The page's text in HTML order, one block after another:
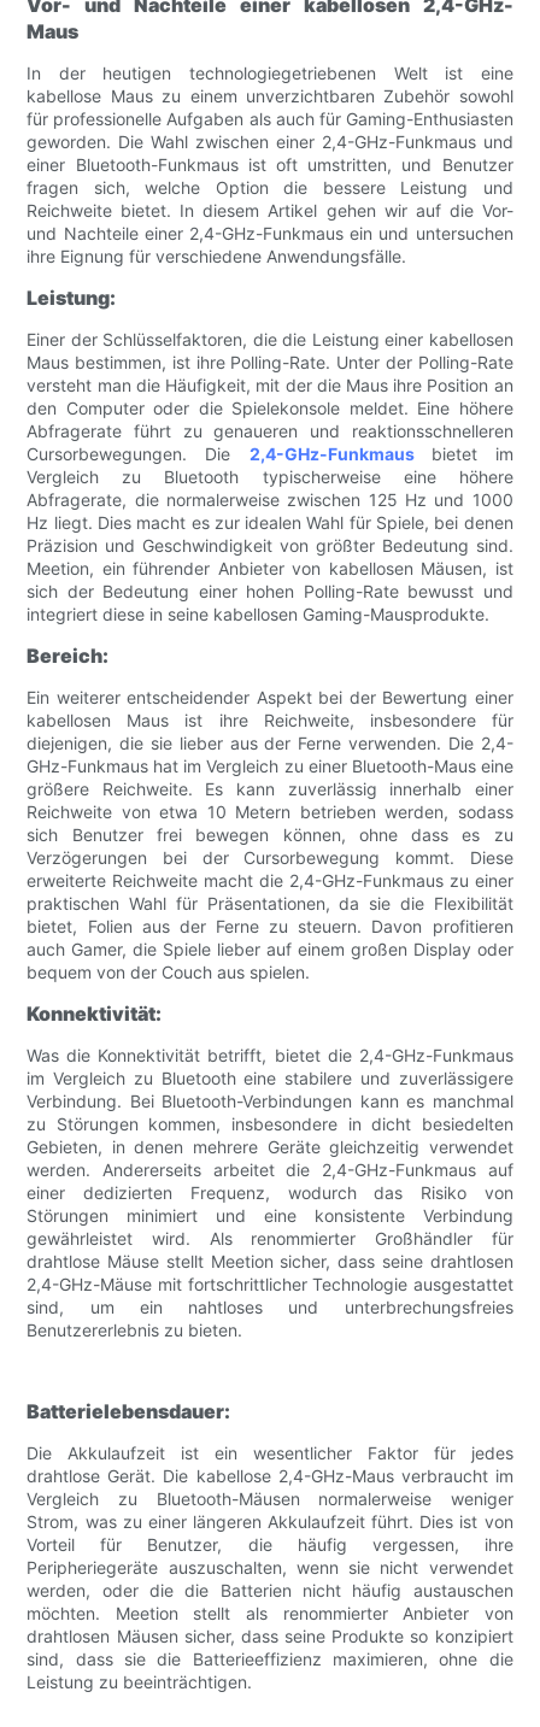
Vor- und Nachteile einer kabellosen 2,4-GHz-
Maus
In der heutigen technologiegetriebenen Welt ist eine
kabellose Maus zu einem unverzichtbaren Zubehör sowohl
für professionelle Aufgaben als auch für Gaming-Enthusiasten
geworden. Die Wahl zwischen einer 2,4-GHz-Funkmaus und
einer Bluetooth-Funkmaus ist oft umstritten, und Benutzer
fragen sich, welche Option die bessere Leistung und
Reichweite bietet. In diesem Artikel gehen wir auf die Vor-
und Nachteile einer 2,4-GHz-Funkmaus ein und untersuchen
ihre Eignung für verschiedene Anwendungsfälle.
Leistung:
Einer der Schlüsselfaktoren, die die Leistung einer kabellosen
Maus bestimmen, ist ihre Polling-Rate. Unter der Polling-Rate
versteht man die Häufigkeit, mit der die Maus ihre Position an
den Computer oder die Spielekonsole meldet. Eine höhere
Abfragerate führt zu genaueren und reaktionsschnelleren
Cursorbewegungen. Die 2,4-GHz-Funkmaus bietet im
Vergleich zu Bluetooth typischerweise eine höhere
Abfragerate, die normalerweise zwischen 125 Hz und 1000
Hz liegt. Dies macht es zur idealen Wahl für Spiele, bei denen
Präzision und Geschwindigkeit von größter Bedeutung sind.
Meetion, ein führender Anbieter von kabellosen Mäusen, ist
sich der Bedeutung einer hohen Polling-Rate bewusst und
integriert diese in seine kabellosen Gaming-Mausprodukte.
Bereich:
Ein weiterer entscheidender Aspekt bei der Bewertung einer
kabellosen Maus ist ihre Reichweite, insbesondere für
diejenigen, die sie lieber aus der Ferne verwenden. Die 2,4-
GHz-Funkmaus hat im Vergleich zu einer Bluetooth-Maus eine
größere Reichweite. Es kann zuverlässig innerhalb einer
Reichweite von etwa 10 Metern betrieben werden, sodass
sich Benutzer frei bewegen können, ohne dass es zu
Verzögerungen bei der Cursorbewegung kommt. Diese
erweiterte Reichweite macht die 2,4-GHz-Funkmaus zu einer
praktischen Wahl für Präsentationen, da sie die Flexibilität
bietet, Folien aus der Ferne zu steuern. Davon profitieren
auch Gamer, die Spiele lieber auf einem großen Display oder
bequem von der Couch aus spielen.
Konnektivität:
Was die Konnektivität betrifft, bietet die 2,4-GHz-Funkmaus
im Vergleich zu Bluetooth eine stabilere und zuverlässigere
Verbindung. Bei Bluetooth-Verbindungen kann es manchmal
zu Störungen kommen, insbesondere in dicht besiedelten
Gebieten, in denen mehrere Geräte gleichzeitig verwendet
werden. Andererseits arbeitet die 2,4-GHz-Funkmaus auf
einer dedizierten Frequenz, wodurch das Risiko von
Störungen minimiert und eine konsistente Verbindung
gewährleistet wird. Als renommierter Großhändler für
drahtlose Mäuse stellt Meetion sicher, dass seine drahtlosen
2,4-GHz-Mäuse mit fortschrittlicher Technologie ausgestattet
sind, um ein nahtloses und unterbrechungsfreies
Benutzererlebnis zu bieten.
Batterielebensdauer:
Die Akkulaufzeit ist ein wesentlicher Faktor für jedes
drahtlose Gerät. Die kabellose 2,4-GHz-Maus verbraucht im
Vergleich zu Bluetooth-Mäusen normalerweise weniger
Strom, was zu einer längeren Akkulaufzeit führt. Dies ist von
Vorteil für Benutzer, die häufig vergessen, ihre
Peripheriegeräte auszuschalten, wenn sie nicht verwendet
werden, oder die die Batterien nicht häufig austauschen
möchten. Meetion stellt als renommierter Anbieter von
drahtlosen Mäusen sicher, dass seine Produkte so konzipiert
sind, dass sie die Batterieeffizienz maximieren, ohne die
Leistung zu beeinträchtigen.